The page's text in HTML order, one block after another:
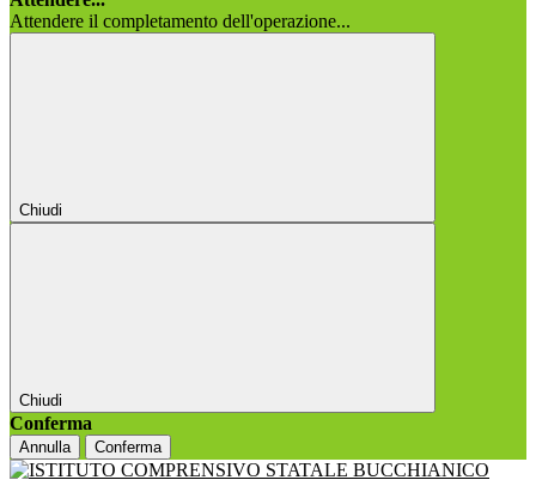
Attendere il completamento dell'operazione...
Chiudi
Chiudi
Conferma
Annulla Conferma